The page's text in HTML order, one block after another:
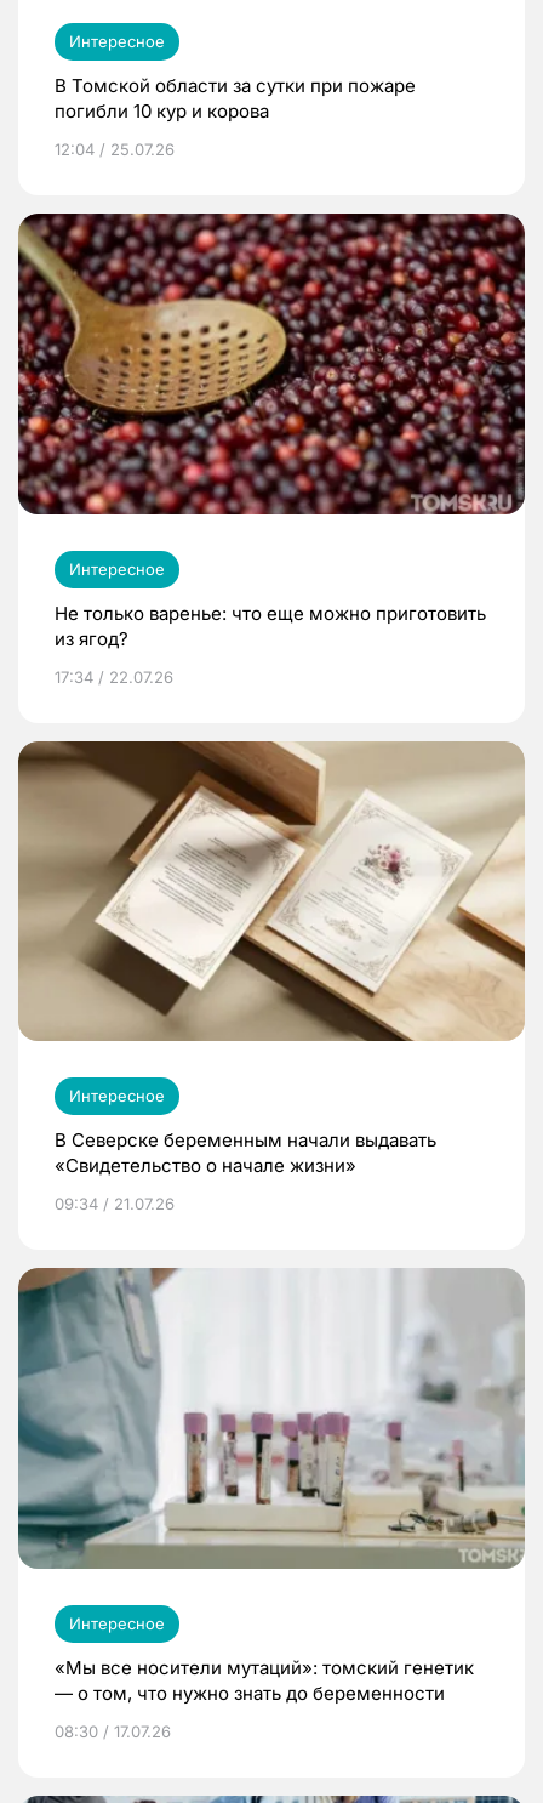
Интересное
В Томской области за сутки при пожаре
погибли 10 кур и корова
12:04 / 25.07.26
Интересное
Не только варенье: что еще можно приготовить
из ягод?
17:34 / 22.07.26
Интересное
В Северске беременным начали выдавать
«Свидетельство о начале жизни»
09:34 / 21.07.26
Интересное
«Мы все носители мутаций»: томский генетик
— о том, что нужно знать до беременности
08:30 / 17.07.26